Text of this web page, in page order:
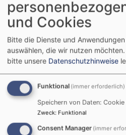
Wenn Sie unsere Website
unserem Provider automatisch
Daten erhoben und in
Dateien gespeichert. Hierbei
folgende Informationen:
Browsertyp und -version
Betriebssystem
Referrer URL
Hostname des
Datum und Uhrzeit Ihres
und Cookies
Bitte die Dienste und
auswählen, die wir nutzen möchten.
bitte unsere Datenschutzhinweise
Funktional (immer erforderlich)
Speichern von Daten:
Zweck: Funktional
Consent Manager (immer